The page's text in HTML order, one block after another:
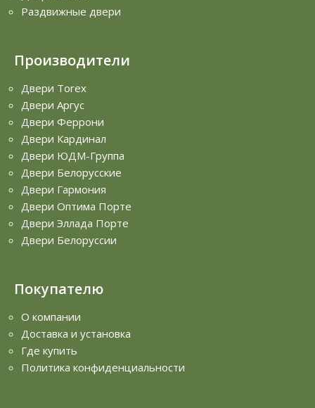
Раздвижные двери
Производители
Двери Torex
Двери Аргус
Двери Феррони
Двери Кардинал
Двери ЮДМ-Группа
Двери Белорусские
Двери Гармония
Двери Оптима Порте
Двери Эллада Порте
Двери Белоруссии
Покупателю
О компании
Доставка и установка
Где купить
Политика конфиденциальности